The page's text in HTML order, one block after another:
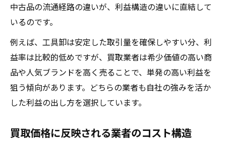
中古品の流通経路の違いが、利益構造の違いに直結して
いるのです。
例えば、工具卸は安定した取引量を確保しやすい分、利
益率は比較的低めですが、買取業者は希少価値の高い商
品や人気ブランドを高く売ることで、単発の高い利益を
狙う傾向があります。どちらの業者も自社の強みを活か
した利益の出し方を選択しています。
買取価格に反映される業者のコスト構造